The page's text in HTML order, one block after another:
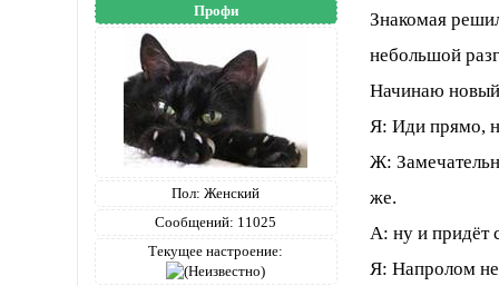
Профи
Пол: Женский
Сообщений: 11025
Текущее настроение:
Знакомая
небольшой
Начинаю новый
Я: Иди прямо,
Ж:
же.
А: ну и придёт
Я: Напролом